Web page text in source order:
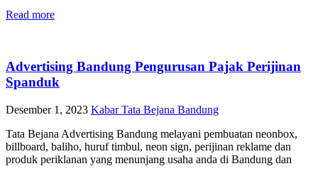
Read more
Advertising Bandung Pengurusan Pajak Perijinan
Spanduk
Desember 1, 2023 Kabar Tata Bejana Bandung
Tata Bejana Advertising Bandung melayani pembuatan neonbox,
billboard, baliho, huruf timbul, neon sign, perijinan reklame dan
produk periklanan yang menunjang usaha anda di Bandung dan